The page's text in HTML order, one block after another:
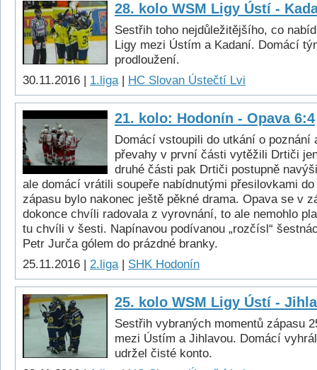
28. kolo WSM Ligy Ústí -
Sestřih toho nejdůležitějšího, co
Ligy mezi Ústím a Kadaní. Domácí
prodloužení.
30.11.2016 | 1.liga| HC Slovan Ústečtí Lvi
21. kolo: Hodonín - Opava 6:4
Domácí vstoupili do utkání o poznání
převahy v první části vytěžili Drtiči
druhé části pak Drtiči postupně
ale domácí vrátili soupeře nabídnutými přesilovkami
zápasu bylo nakonec ještě pěkné drama. Opava se v
dokonce chvíli radovala z vyrovnání, to ale nemohlo
tu chvíli v šesti. Napínavou podívanou „rozčísl“
Petr Jurča gólem do prázdné branky.
25.11.2016 | 2.liga| SHK Hodonín
25. kolo WSM Ligy Ústí -
Sestřih vybraných momentů zápasu
mezi Ústím a Jihlavou. Domácí
udržel čisté konto.